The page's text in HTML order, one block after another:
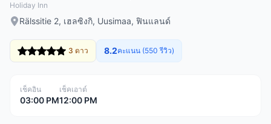
Holiday Inn
Rälssitie 2, เฮลซิงกิ, Uusimaa, ฟินแลนด์
3 ดาว 8.2คะแนน (550 รีวิว)
เช็คอิน
03:00 PM
เช็คเอาต์
12:00 PM